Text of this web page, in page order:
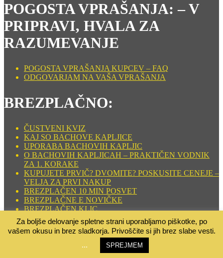
POGOSTA VPRAŠANJA: – V
PRIPRAVI, HVALA ZA
RAZUMEVANJE
POGOSTA VPRAŠANJA KUPCEV – FAQ
ODGOVARJAM NA VAŠA VPRAŠANJA
BREZPLAČNO:
ČUSTVENI KVIZ
KAJ SO BACHOVE KAPLJICE
UPORABA BACHOVIH KAPLJIC
O BACHOVIH KAPLJICAH – PRAKTIČEN VODNIK
ZA 1. KORAKE
KUPUJETE PRVIČ? DVOMITE? POSKUSITE CENEJE –
VELJA ZA PRVI NAKUP
BREZPLAČEN 10 MIN POSVET
BREZPLAČNE E NOVIČKE
BREZPLAČEN KLIC
TABELA BACHOVIH KAPLJIC
SRČNO DUŠNO SPOROČILO
Copyright © 2026 Bachove kapljice–OnePress
Za boljše delovanje spletne strani uporabljamo piškotke, po
vašem okusu in brez sladkorja. Privoščite si jih brez slabe vesti.
...
SPREJMEM